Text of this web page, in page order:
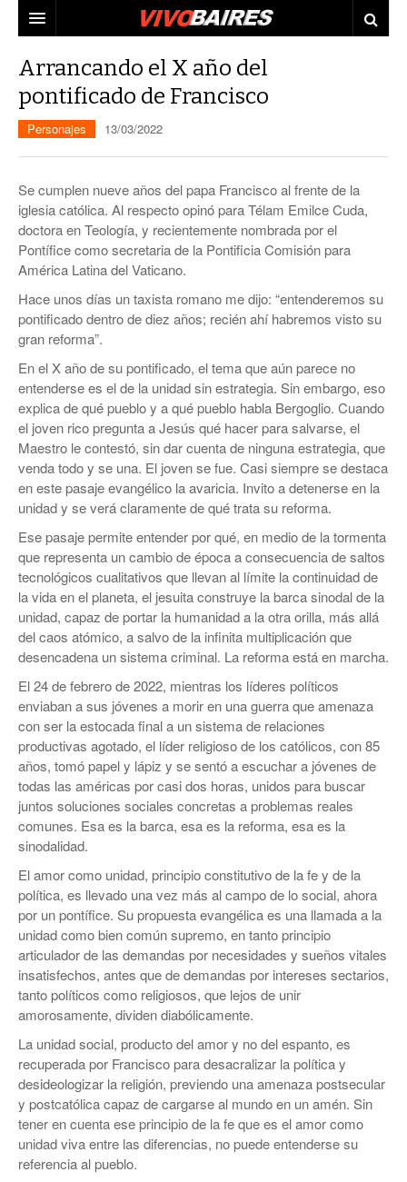
PAÍS
CONURBANO
ECONOMÍA
JUDICIALES
AGENDA
MUNDO
TECNO
VIDEOS
Arrancando el X año del
pontificado de Francisco
Personajes 13/03/2022
Se cumplen nueve años del papa Francisco al frente de la
iglesia católica. Al respecto opinó para Télam Emilce Cuda,
doctora en Teología, y recientemente nombrada por el
Pontífice como secretaria de la Pontificia Comisión para
América Latina del Vaticano.
Hace unos días un taxista romano me dijo: “entenderemos su
pontificado dentro de diez años; recién ahí habremos visto su
gran reforma”.
En el X año de su pontificado, el tema que aún parece no
entenderse es el de la unidad sin estrategia. Sin embargo, eso
explica de qué pueblo y a qué pueblo habla Bergoglio. Cuando
el joven rico pregunta a Jesús qué hacer para salvarse, el
Maestro le contestó, sin dar cuenta de ninguna estrategia, que
venda todo y se una. El joven se fue. Casi siempre se destaca
en este pasaje evangélico la avaricia. Invito a detenerse en la
unidad y se verá claramente de qué trata su reforma.
Ese pasaje permite entender por qué, en medio de la tormenta
que representa un cambio de época a consecuencia de saltos
tecnológicos cualitativos que llevan al límite la continuidad de
la vida en el planeta, el jesuita construye la barca sinodal de la
unidad, capaz de portar la humanidad a la otra orilla, más allá
del caos atómico, a salvo de la infinita multiplicación que
desencadena un sistema criminal. La reforma está en marcha.
El 24 de febrero de 2022, mientras los líderes políticos
enviaban a sus jóvenes a morir en una guerra que amenaza
con ser la estocada final a un sistema de relaciones
productivas agotado, el líder religioso de los católicos, con 85
años, tomó papel y lápiz y se sentó a escuchar a jóvenes de
todas las américas por casi dos horas, unidos para buscar
juntos soluciones sociales concretas a problemas reales
comunes. Esa es la barca, esa es la reforma, esa es la
sinodalidad.
El amor como unidad, principio constitutivo de la fe y de la
política, es llevado una vez más al campo de lo social, ahora
por un pontífice. Su propuesta evangélica es una llamada a la
unidad como bien común supremo, en tanto principio
articulador de las demandas por necesidades y sueños vitales
insatisfechos, antes que de demandas por intereses sectarios,
tanto políticos como religiosos, que lejos de unir
amorosamente, dividen diabólicamente.
La unidad social, producto del amor y no del espanto, es
recuperada por Francisco para desacralizar la política y
desideologizar la religión, previendo una amenaza postsecular
y postcatólica capaz de cargarse al mundo en un amén. Sin
tener en cuenta ese principio de la fe que es el amor como
unidad viva entre las diferencias, no puede entenderse su
referencia al pueblo.